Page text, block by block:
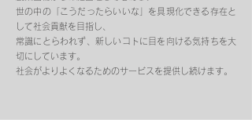
世の中の「こうだったらいいな」を具現化できる存在と
して社会貢献を目指し、
常識にとらわれず、新しいコトに目を向ける気持ちを大
切にしています。
社会がよりよくなるためのサービスを提供し続けます。